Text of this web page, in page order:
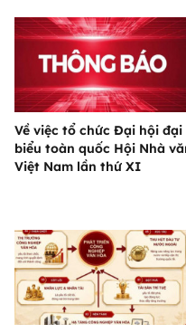
Về việc tổ chức Đại hội đại
biểu toàn quốc Hội Nhà
Việt Nam lần thứ XI